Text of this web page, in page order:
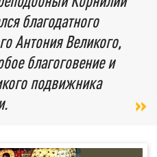
благодатного
Антония Великого,
благоговение и
подвижника